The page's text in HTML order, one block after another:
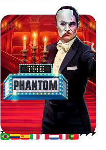
THE PHANTOM